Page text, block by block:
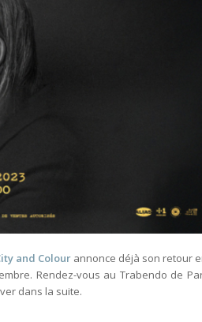
and Colourannonce déjà son retour
Rendez-vous au Trabendo de
dans la suite.